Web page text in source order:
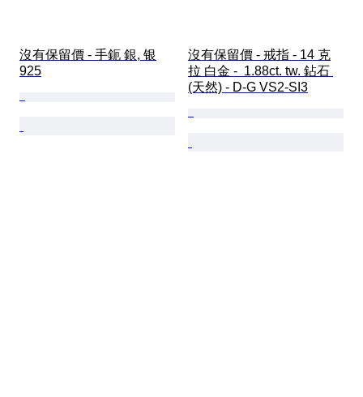
沒有保留價 - 手鈪 銀, 银
925
沒有保留價 - 戒指 - 14 克
拉 白金 -  1.88ct. tw. 鉆石
(天然) - D-G VS2-SI3